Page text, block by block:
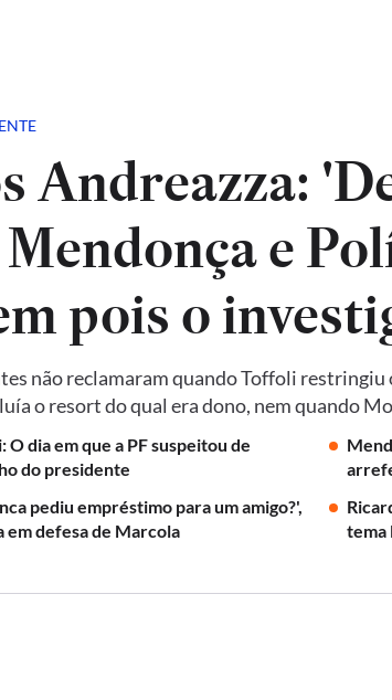
Andreazza:
e
pois o
não reclamaram quando Toffoli restringiu
o resort do qual era dono, nem quando
O dia em que a PF suspeitou de
do presidente
pediu empréstimo para um amigo?',
em defesa de Marcola
tema